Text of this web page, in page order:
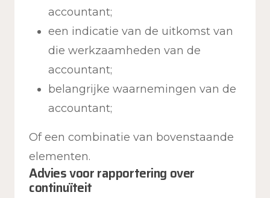
accountant;
een indicatie van de uitkomst van
die werkzaamheden van de
accountant;
belangrijke waarnemingen van de
accountant;
Of een combinatie van bovenstaande
elementen.
Advies voor rapportering over
continuïteit